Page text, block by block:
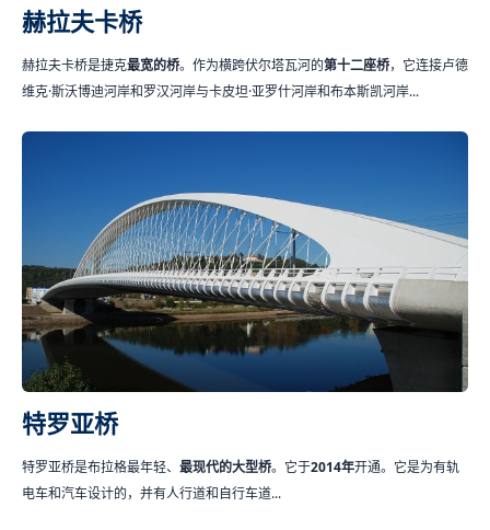
赫拉夫卡桥
赫拉夫卡桥是捷克最宽的桥。作为横跨伏尔塔瓦河的第十二座桥，它连接卢德
维克·斯沃博迪河岸和罗汉河岸与卡皮坦·亚罗什河岸和布本斯凯河岸...
特罗亚桥
特罗亚桥是布拉格最年轻、 最现代的大型桥。它于2014年开通。它是为有轨
电车和汽车设计的，并有人行道和自行车道...